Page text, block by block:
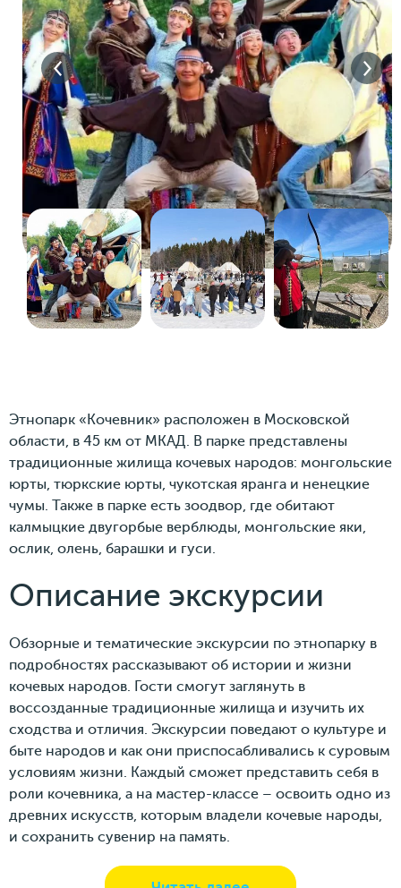
Этнопарк «Кочевник» расположен в Московской
области, в 45 км от МКАД. В парке представлены
традиционные жилища кочевых народов: монгольские
юрты, тюркские юрты, чукотская яранга и ненецкие
чумы. Также в парке есть зоодвор, где обитают
калмыцкие двугорбые верблюды, монгольские яки,
ослик, олень, барашки и гуси.
Описание экскурсии
Обзорные и тематические экскурсии по этнопарку в
подробностях рассказывают об истории и жизни
кочевых народов. Гости смогут заглянуть в
воссозданные традиционные жилища и изучить их
сходства и отличия. Экскурсии поведают о культуре и
быте народов и как они приспосабливались к суровым
условиям жизни. Каждый сможет представить себя в
роли кочевника, а на мастер-классе – освоить одно из
древних искусств, которым владели кочевые народы,
и сохранить сувенир на память.